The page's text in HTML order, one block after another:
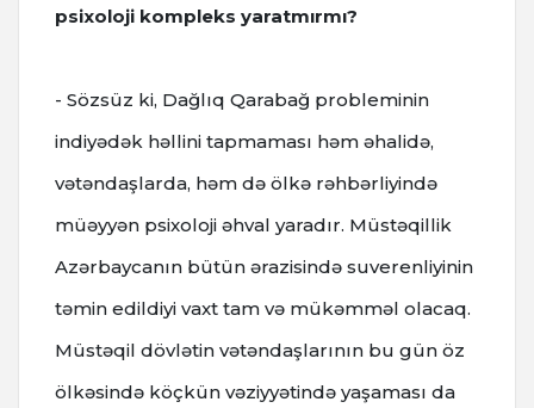
psixoloji kompleks yaratmırmı?
- Sözsüz ki, Dağlıq Qarabağ probleminin
indiyədək həllini tapmaması həm əhalidə,
vətəndaşlarda, həm də ölkə rəhbərliyində
müəyyən psixoloji əhval yaradır. Müstəqillik
Azərbaycanın bütün ərazisində suverenliyinin
təmin edildiyi vaxt tam və mükəmməl olacaq.
Müstəqil dövlətin vətəndaşlarının bu gün öz
ölkəsində köçkün vəziyyətində yaşaması da